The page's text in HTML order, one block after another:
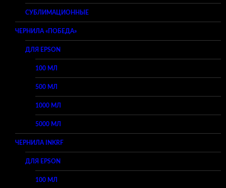
СУБЛИМАЦИОННЫЕ
ЧЕРНИЛА «ПОБЕДА»
ДЛЯ EPSON
100 МЛ
500 МЛ
1000 МЛ
5000 МЛ
ЧЕРНИЛА INKRF
ДЛЯ EPSON
100 МЛ